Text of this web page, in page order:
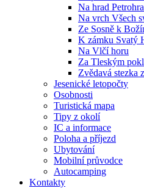
Na hrad
Na vrch Všech
Ze Sosně k
K zámku Svatý
Na Vlčí horu
Za Tleským
Zvědavá stezka
Jesenické letopočty
Osobnosti
Turistická mapa
Tipy z okolí
IC a informace
Poloha a příjezd
Ubytování
Mobilní průvodce
Autocamping
Kontakty